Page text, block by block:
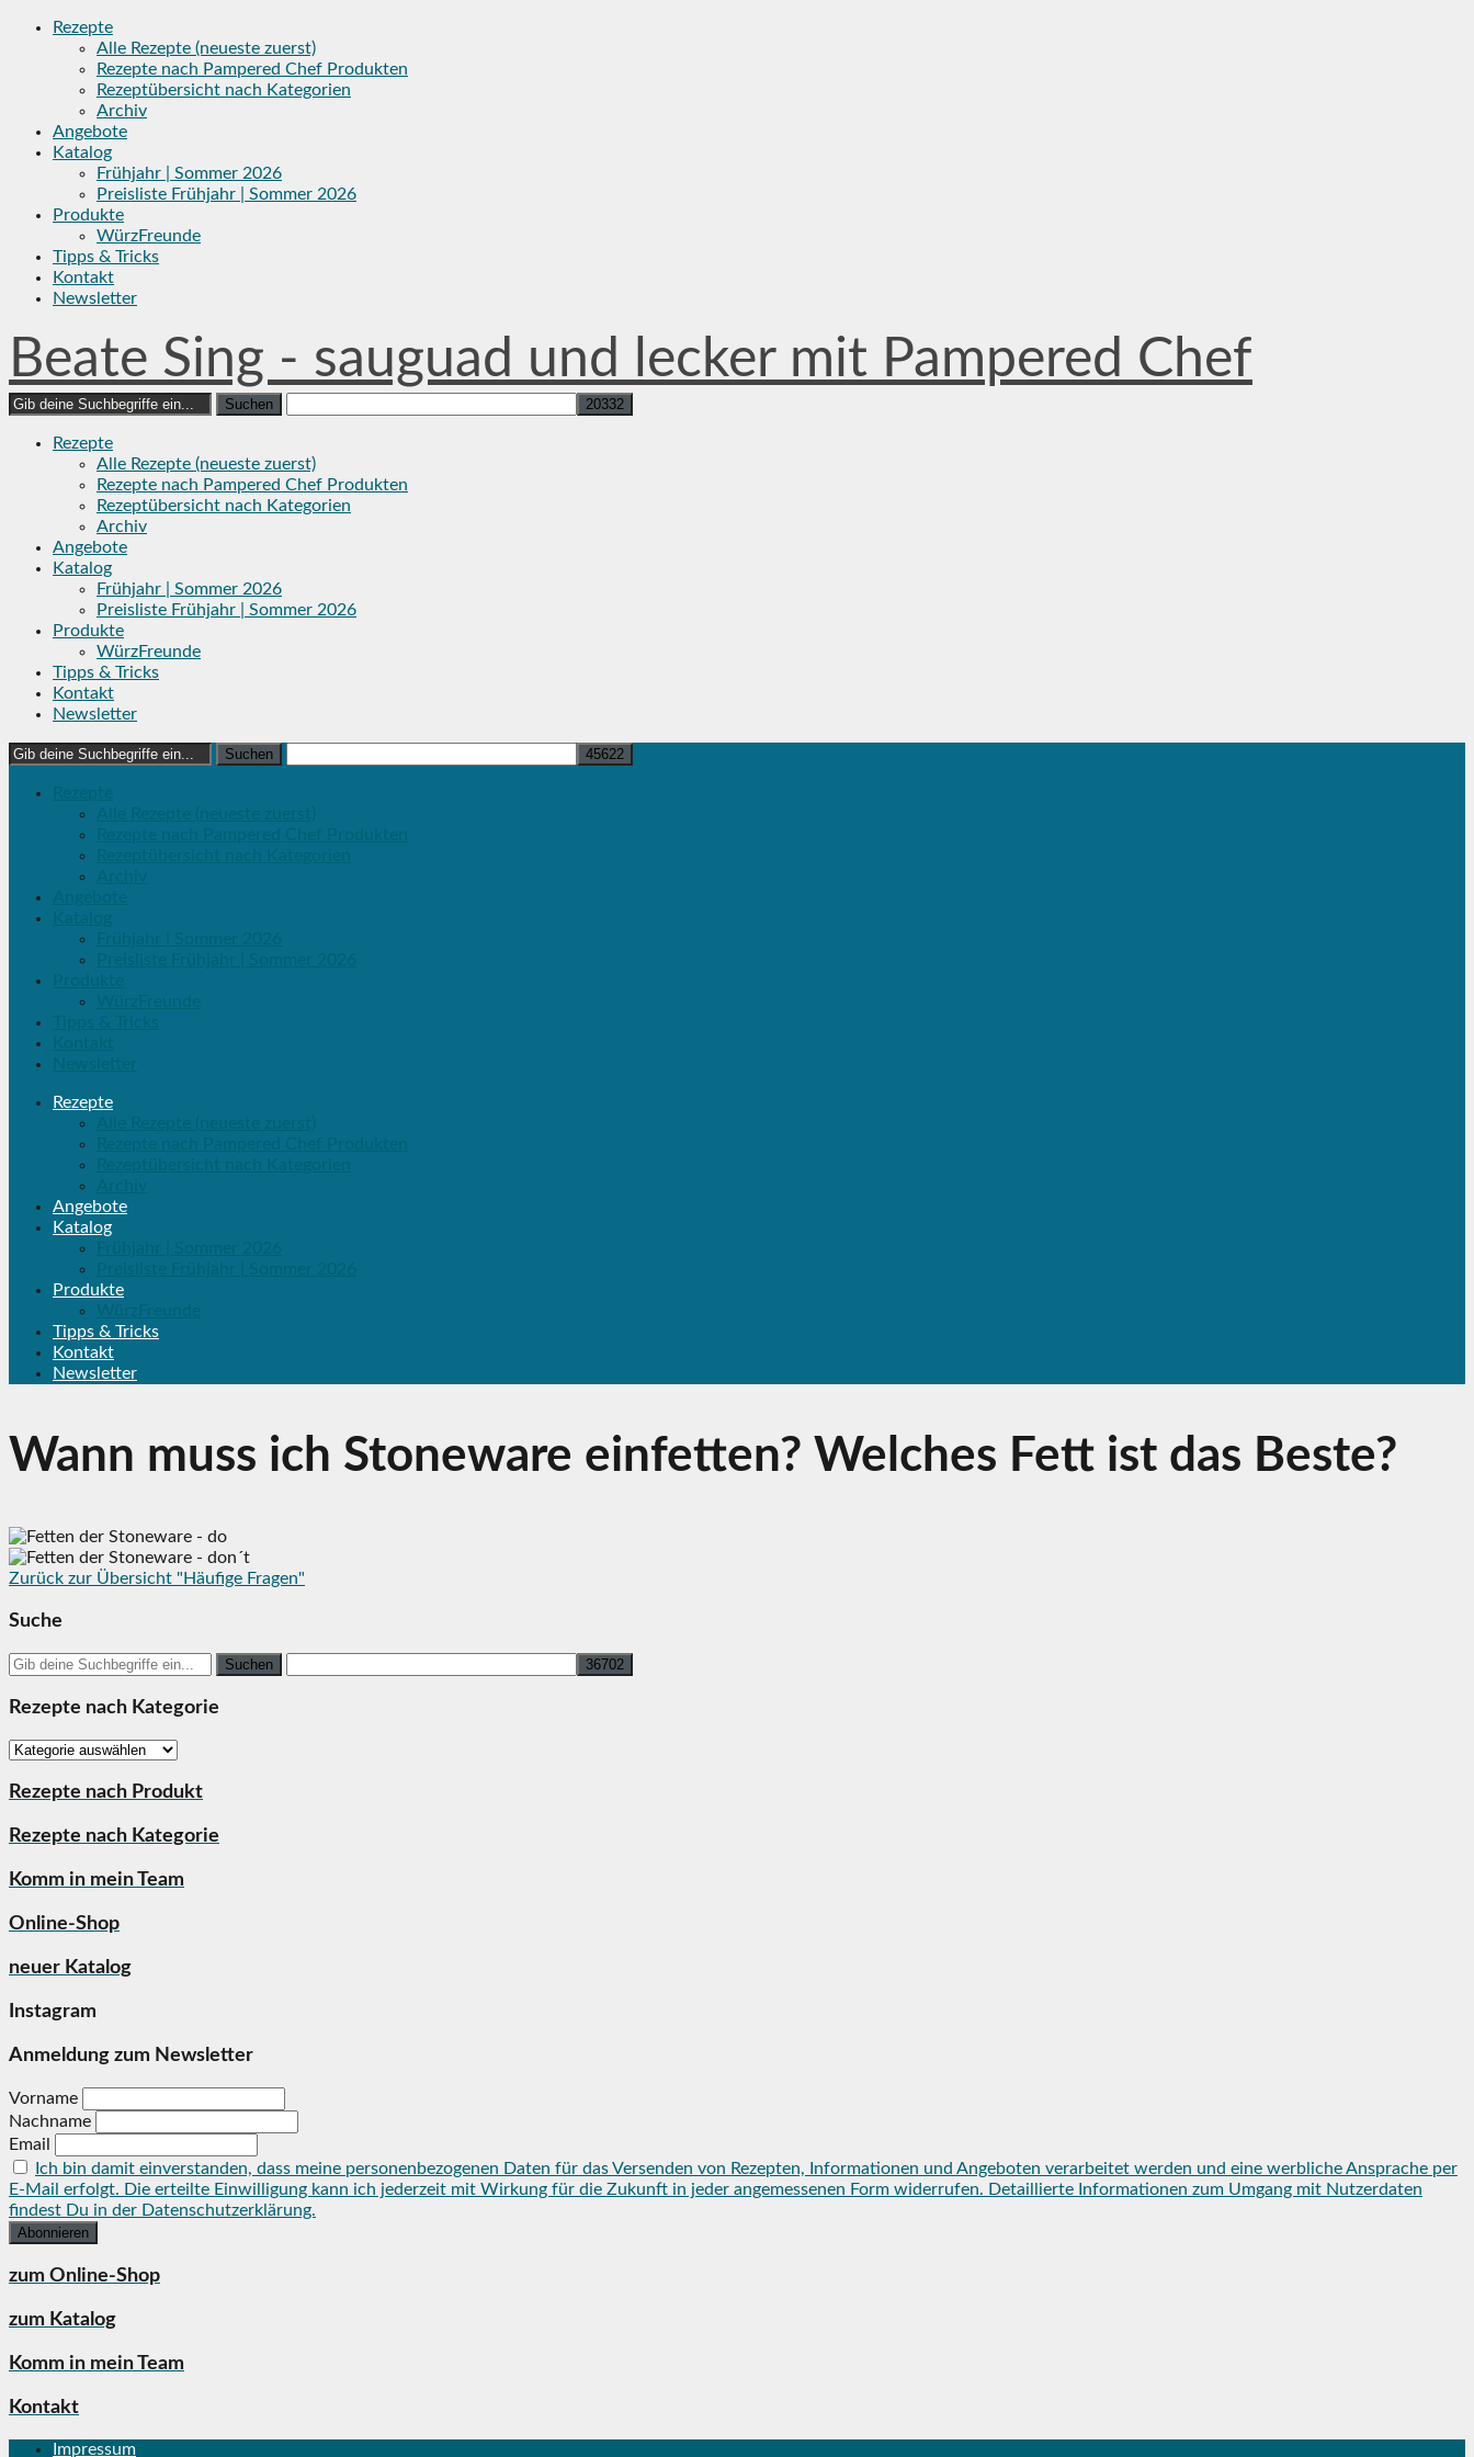
Skip
Rezepte
Alle Rezepte (neueste zuerst)
Rezepte nach Pampered Chef Produkten
Rezeptübersicht nach Kategorien
Archiv
Angebote
Katalog
Frühjahr | Sommer 2026
Preisliste Frühjahr | Sommer 2026
Produkte
WürzFreunde
Tipps & Tricks
Kontakt
Newsletter
Beate Sing - sauguad und lecker mit Pampered Chef
Search
Rezepte
Alle Rezepte (neueste zuerst)
Rezepte nach Pampered Chef Produkten
Rezeptübersicht nach Kategorien
Archiv
Angebote
Katalog
Frühjahr | Sommer 2026
Preisliste Frühjahr | Sommer 2026
Produkte
WürzFreunde
Tipps & Tricks
Kontakt
Newsletter
Search
Rezepte
Angebote
Katalog
Produkte
Tipps & Tricks
Kontakt
Newsletter
Wann muss ich Stoneware einfetten? Welches Fett ist das Beste?
Zurück zur Übersicht "Häufige Fragen"
Suche
Search
for:
Rezepte nach Kategorie
Rezepte
Kategorie
Rezepte nach Produkt
Rezepte nach Kategorie
Komm in mein Team
Online-Shop
neuer Katalog
Instagram
Anmeldung zum Newsletter
Vorname
Nachname
Email
Ich bin damit einverstanden, dass meine personenbezogenen Daten für das Versenden von Rezepten, Informationen und Angeboten verarbeitet werden und eine werbliche Ansprache per
E-Mail erfolgt. Die erteilte Einwilligung kann ich jederzeit mit Wirkung für die Zukunft in jeder angemessenen Form widerrufen. Detaillierte Informationen zum Umgang mit Nutzerdaten
findest Du in der Datenschutzerklärung.
zum Online-Shop
zum Katalog
Komm in mein Team
Kontakt
Impressum